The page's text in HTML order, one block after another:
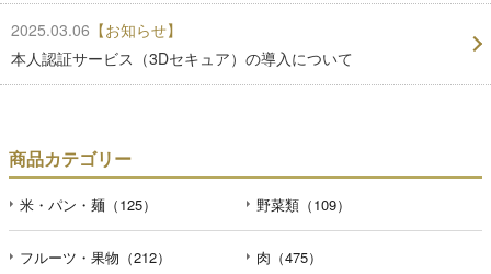
2025.03.06 【お知らせ】
本人認証サービス（3Dセキュア）の導入について
商品カテゴリー
米・パン・麺（125） 野菜類（109）
フルーツ・果物（212） 肉（475）